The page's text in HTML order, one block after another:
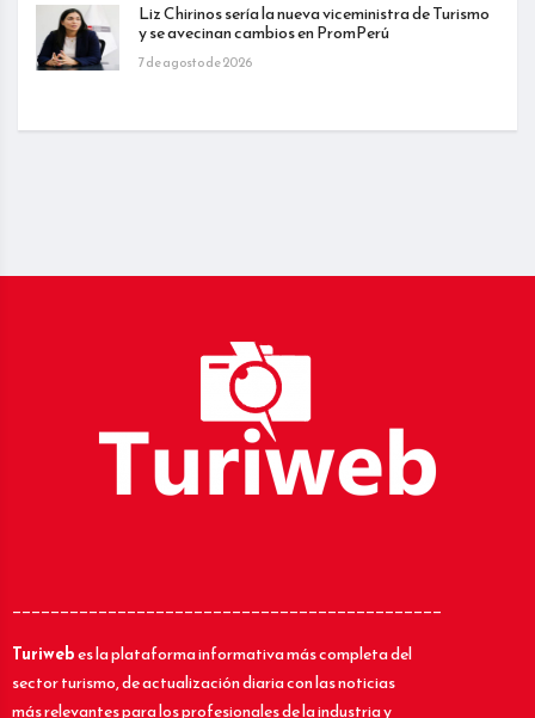
Liz Chirinos sería la nueva viceministra de Turismo
y se avecinan cambios en PromPerú
7 de agosto de 2026
_____________________________________________
Turiwebes la plataforma informativa más completa del
sector turismo, de actualización diaria con las noticias
más relevantes para los profesionales de la industria y